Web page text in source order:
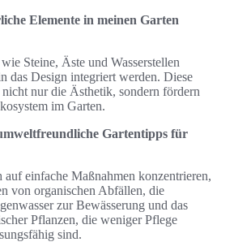
Elemente in meinen Garten
Steine, Äste und Wasserstellen
das Design integriert werden. Diese
nicht nur die Ästhetik, sondern fördern
im Garten.
Gartentipps für
einfache Maßnahmen konzentrieren,
von organischen Abfällen, die
zur Bewässerung und das
Pflanzen, die weniger Pflege
sind.